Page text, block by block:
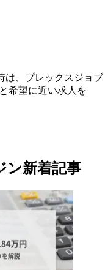
は、プレックスジョブ
希望に近い求人を
ン新着記事